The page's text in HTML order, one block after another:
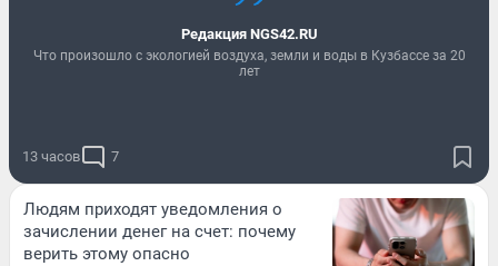
Редакция NGS42.RU
Что произошло с экологией воздуха, земли и воды в Кузбассе за 20
лет
13 часов 7
Людям приходят уведомления о
зачислении денег на счет: почему
верить этому опасно